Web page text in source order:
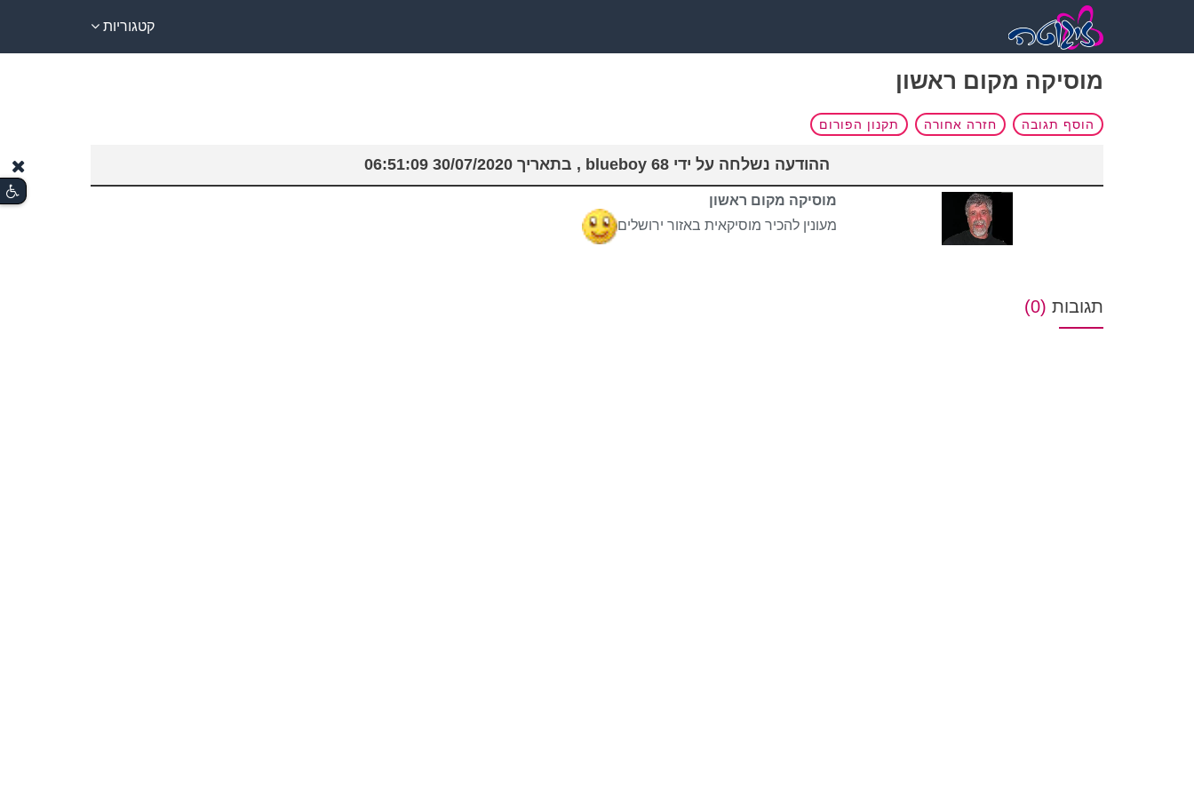
קטגוריות
מוסיקה מקום ראשון
הוסף תגובה חזרה אחורה תקנון הפורום
ההודעה נשלחה על ידי blueboy 68 , בתאריך 30/07/2020 06:51:09
מוסיקה מקום ראשון
מעונין להכיר מוסיקאית באזור ירושלים
תגובות (0)